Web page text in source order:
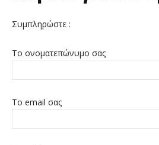
Συμπληρώστε :
Το ονοματεπώνυμο σας
Το email σας